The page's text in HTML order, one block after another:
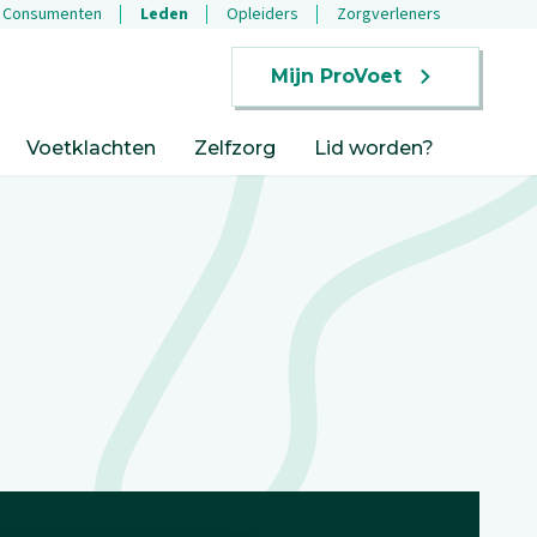
Consumenten Leden Opleiders Zorgverleners
Mijn ProVoet
Voetklachten Zelfzorg Lid worden?